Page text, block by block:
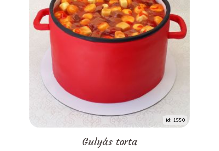
id: 1550
Gulyás torta